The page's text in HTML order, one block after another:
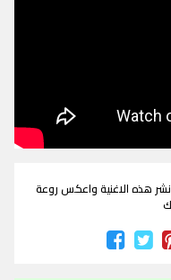
هذه الاغنية واعكس روعة